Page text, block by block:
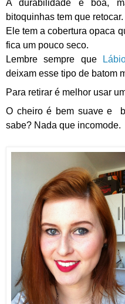
A durabilidade é boa,
bitoquinhas tem que retocar.
Ele tem a cobertura opaca
fica um pouco seco.
Lembre sempre que
deixam esse tipo de batom
Para retirar é melhor usar
O cheiro é bem suave e
sabe? Nada que incomode.